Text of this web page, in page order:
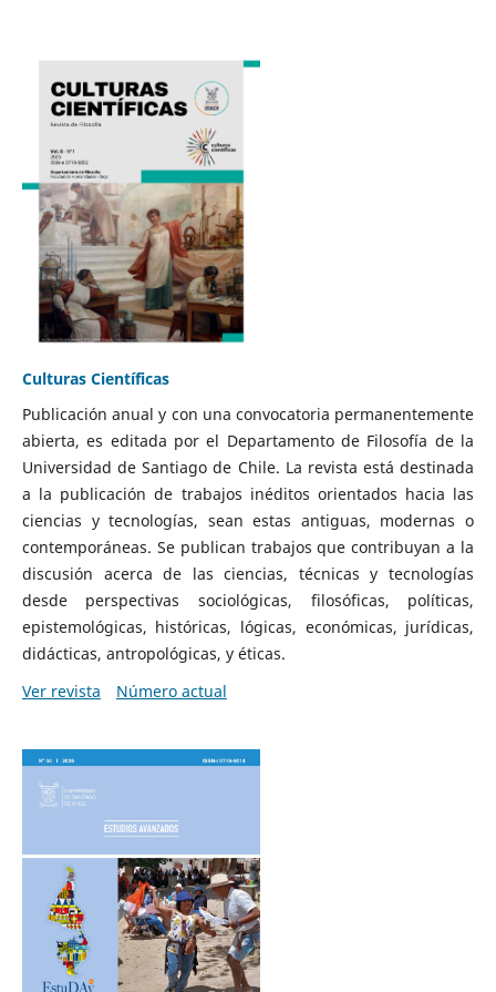
Culturas Científicas
Publicación anual y con una convocatoria permanentemente
abierta, es editada por el Departamento de Filosofía de la
Universidad de Santiago de Chile. La revista está destinada
a la publicación de trabajos inéditos orientados hacia las
ciencias y tecnologías, sean estas antiguas, modernas o
contemporáneas. Se publican trabajos que contribuyan a la
discusión acerca de las ciencias, técnicas y tecnologías
desde perspectivas sociológicas, filosóficas, políticas,
epistemológicas, históricas, lógicas, económicas, jurídicas,
didácticas, antropológicas, y éticas.
Ver revista
Número actual